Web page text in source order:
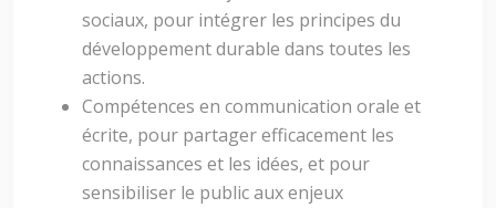
sociaux, pour intégrer les principes du
développement durable dans toutes les
actions.
Compétences en communication orale et
écrite, pour partager efficacement les
connaissances et les idées, et pour
sensibiliser le public aux enjeux